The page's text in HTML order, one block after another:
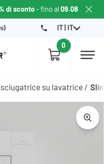
di sconto- fino al09.08
IT | IT
0
su lavatrice